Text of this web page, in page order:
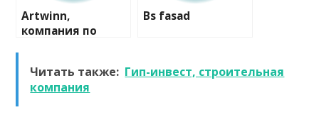
Artwinn,
компания по
деревянных
домов
Bs fasad
Читать также: Гип-инвест, строительная
компания